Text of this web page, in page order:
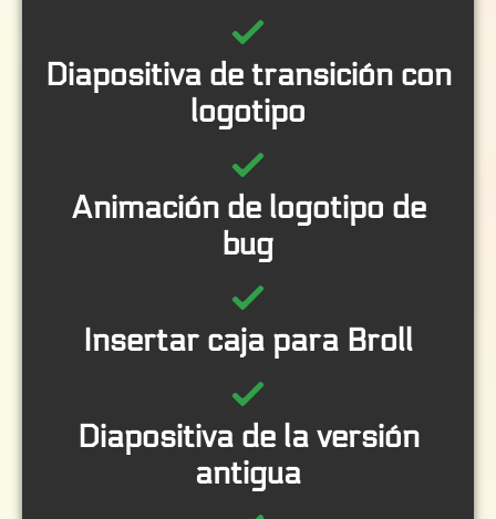
Diapositiva de transición con
logotipo
Animación de logotipo de
bug
Insertar caja para Broll
Diapositiva de la versión
antigua